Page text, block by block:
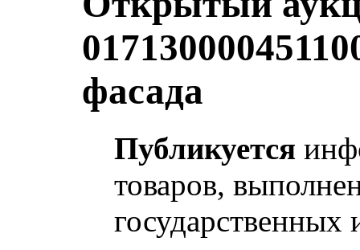
фасада
Публикуется
товаров,